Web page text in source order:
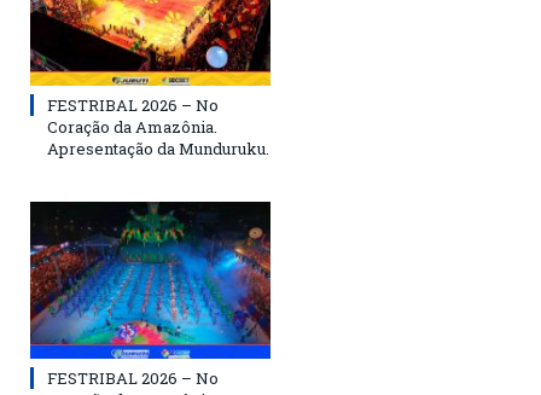
FESTRIBAL 2026 – No
Coração da Amazônia.
Apresentação da Munduruku.
FESTRIBAL 2026 – No